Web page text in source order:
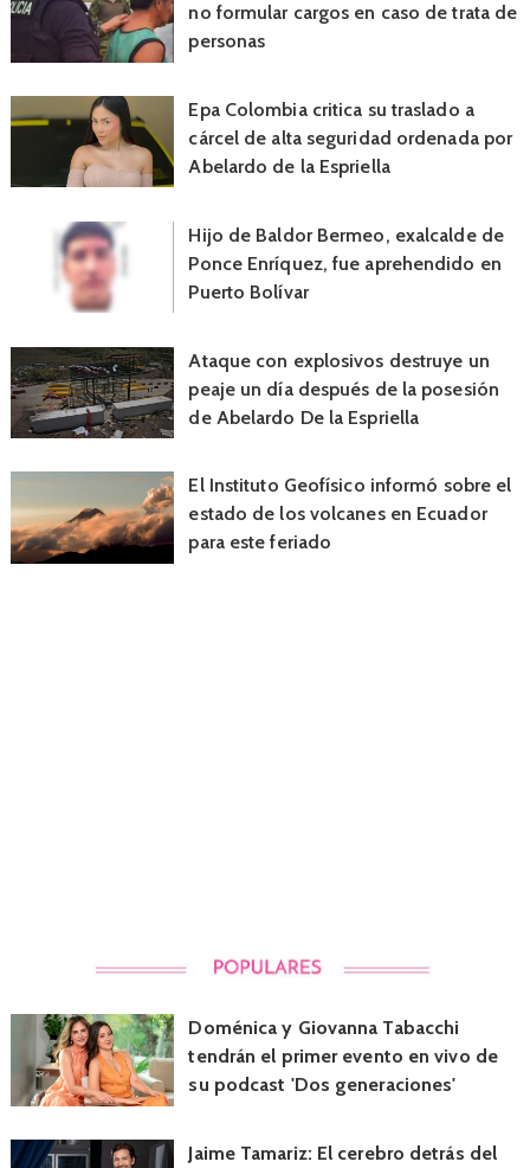
no formular cargos en caso de trata de
personas
Epa Colombia critica su traslado a
cárcel de alta seguridad ordenada por
Abelardo de la Espriella
Hijo de Baldor Bermeo, exalcalde de
Ponce Enríquez, fue aprehendido en
Puerto Bolívar
Ataque con explosivos destruye un
peaje un día después de la posesión
de Abelardo De la Espriella
El Instituto Geofísico informó sobre el
estado de los volcanes en Ecuador
para este feriado
Doménica y Giovanna Tabacchi
tendrán el primer evento en vivo de
su podcast 'Dos generaciones'
Jaime Tamariz: El cerebro detrás del